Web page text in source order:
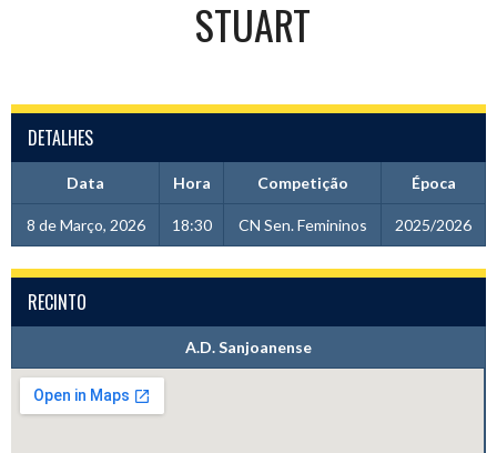
STUART
DETALHES
Data Hora Competição Época
8 de Março, 2026 18:30 CN Sen. Femininos 2025/2026
RECINTO
A.D. Sanjoanense